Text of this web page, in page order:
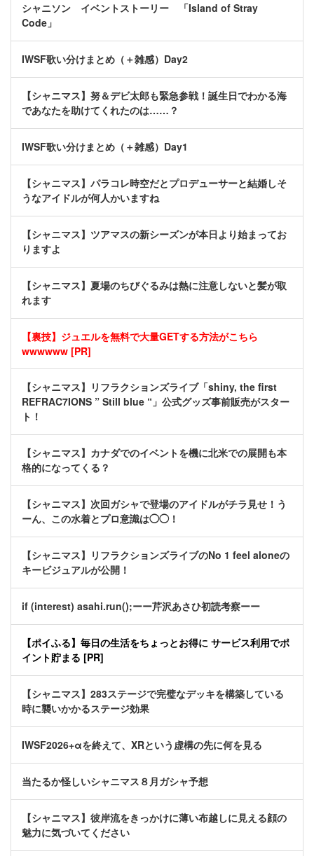
シャニソン イベントストーリー 「Island of Stray
Code」
IWSF歌い分けまとめ（＋雑感）Day2
【シャニマス】努＆デビ太郎も緊急参戦！誕生日でわかる海
であなたを助けてくれたのは……？
IWSF歌い分けまとめ（＋雑感）Day1
【シャニマス】パラコレ時空だとプロデューサーと結婚しそ
うなアイドルが何人かいますね
【シャニマス】ツアマスの新シーズンが本日より始まってお
りますよ
【シャニマス】夏場のちびぐるみは熱に注意しないと髪が取
れます
【裏技】ジュエルを無料で大量GETする方法がこちら
wwwwww [PR]
【シャニマス】リフラクションズライブ「shiny, the first
REFRAC7IONS ” Still blue “」公式グッズ事前販売がスター
ト！
【シャニマス】カナダでのイベントを機に北米での展開も本
格的になってくる？
【シャニマス】次回ガシャで登場のアイドルがチラ見せ！う
ーん、この水着とプロ意識は◯◯！
【シャニマス】リフラクションズライブのNo 1 feel aloneの
キービジュアルが公開！
if (interest) asahi.run();ーー芹沢あさひ初読考察ーー
【ポイふる】毎日の生活をちょっとお得に サービス利用でポ
イント貯まる [PR]
【シャニマス】283ステージで完璧なデッキを構築している
時に襲いかかるステージ効果
IWSF2026+αを終えて、XRという虚構の先に何を見る
当たるか怪しいシャニマス８月ガシャ予想
【シャニマス】彼岸流をきっかけに薄い布越しに見える顔の
魅力に気づいてください